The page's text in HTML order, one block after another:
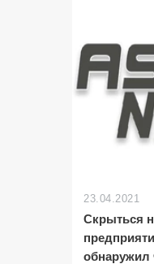
23.04.2021
Скрыться